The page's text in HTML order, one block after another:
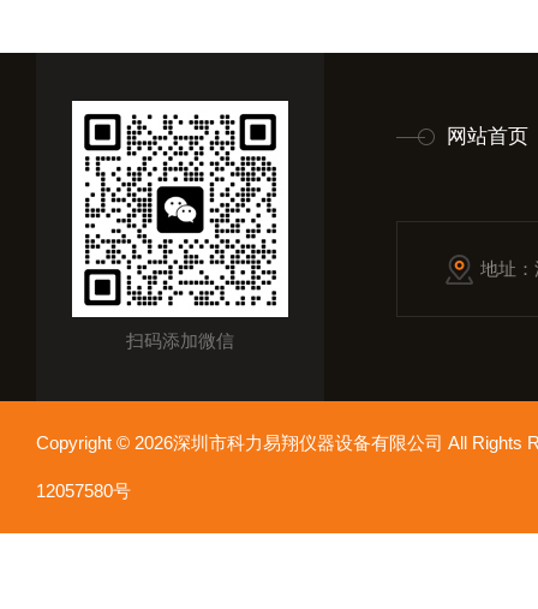
扫码添加微信
网站首页
地址
Copyright © 2026深圳市科力易翔仪器设备有限公司 All
12057580号